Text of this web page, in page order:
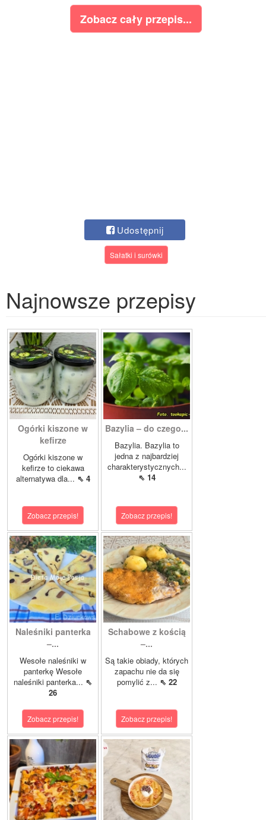
Zobacz cały przepis...
Udostępnij
Sałatki i surówki
Najnowsze przepisy
Ogórki kiszone w
kefirze
Ogórki kiszone w
kefirze to ciekawa
alternatywa dla... ⇖ 4
Zobacz przepis!
Bazylia – do czego...
Bazylia. Bazylia to
jedna z najbardziej
charakterystycznych...
⇖ 14
Zobacz przepis!
Naleśniki panterka
–...
Wesołe naleśniki w
panterkę Wesołe
naleśniki panterka... ⇖
26
Zobacz przepis!
Schabowe z kością
–...
Są takie obiady, których
zapachu nie da się
pomylić z... ⇖ 22
Zobacz przepis!